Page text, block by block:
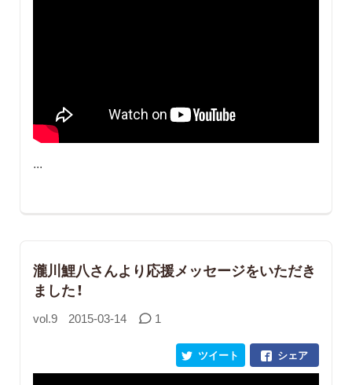
...
瀧川鯉八さんより応援メッセージをいただき
ました！
vol.9 2015-03-14 1
シェア
ツイート